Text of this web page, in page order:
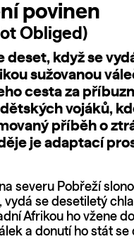
povinen
Obliged)
deset, když se
sužovanou
cesta za
vojáků,
příběh o
je adaptací
severu Pobřeží
vydá se desetiletý
Afrikou ho vžene
a donutí ho stát